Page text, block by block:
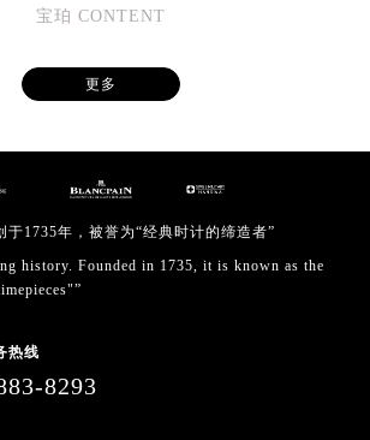
宝珀 CONTENT
更多
于1735年，被誉为“经典时计的缔造者”
history. Founded in 1735, it is known as the
热线
8293